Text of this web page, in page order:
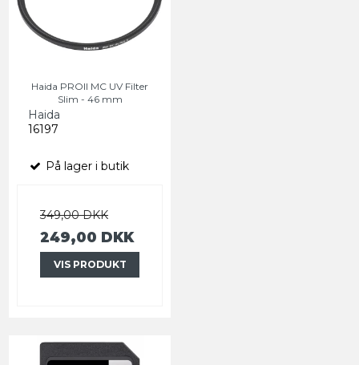
Haida PROII MC UV Filter
Slim - 46 mm
Haida
16197
På lager i butik
349,00 DKK
249,00 DKK
VIS PRODUKT